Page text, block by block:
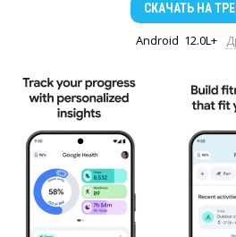
СКАЧАТЬ НА
Android 12.0L+